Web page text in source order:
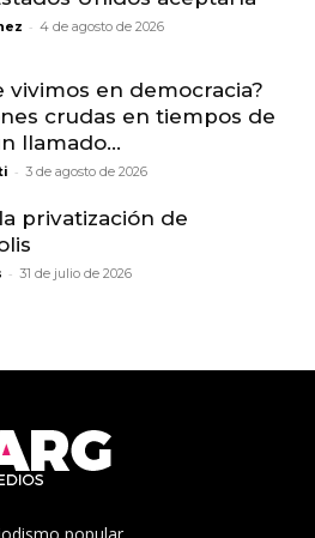
- 4 de agosto de 2026
vivimos en democracia?
crudas en tiempos de
llamado...
- 3 de agosto de 2026
privatización de
- 31 de julio de 2026